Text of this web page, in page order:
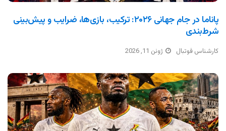
پاناما در جام جهانی ۲۰۲۶: ترکیب، بازی‌ها، ضرایب و پیش‌بینی
شرط‌بندی
کارشناس فوتبال ژوئن 11, 2026